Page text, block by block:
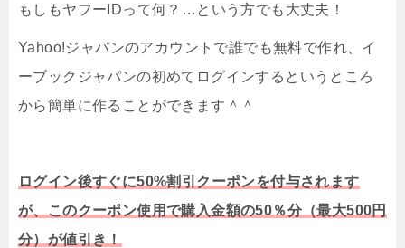
もしもヤフーIDって何？…という方でも大丈夫！
Yahoo!ジャパンのアカウントで誰でも無料で作れ、イ
ーブックジャパンの初めてログインするというところ
から簡単に作ることができます＾＾
ログイン後すぐに50%割引クーポンを付与されます
が、このクーポン使用で購入金額の50％分（最大500円
分）が値引き！